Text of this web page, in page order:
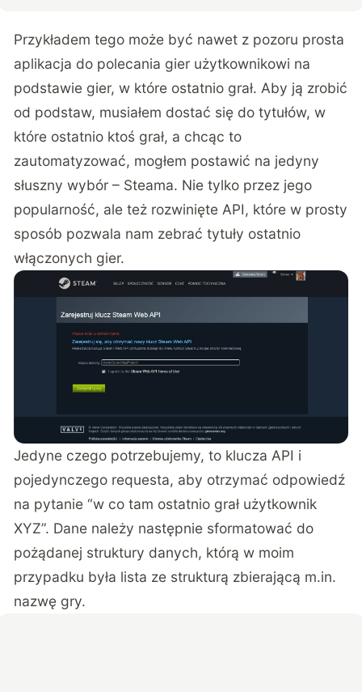
Przykładem tego może być nawet z pozoru prosta
aplikacja do polecania gier użytkownikowi na
podstawie gier, w które ostatnio grał. Aby ją zrobić
od podstaw, musiałem dostać się do tytułów, w
które ostatnio ktoś grał, a chcąc to
zautomatyzować, mogłem postawić na jedyny
słuszny wybór – Steama. Nie tylko przez jego
popularność, ale też rozwinięte API, które w prosty
sposób pozwala nam zebrać tytuły ostatnio
włączonych gier.
Jedyne czego potrzebujemy, to klucza API i
pojedynczego requesta, aby otrzymać odpowiedź
na pytanie “w co tam ostatnio grał użytkownik
XYZ”. Dane należy następnie sformatować do
pożądanej struktury danych, którą w moim
przypadku była lista ze strukturą zbierającą m.in.
nazwę gry.